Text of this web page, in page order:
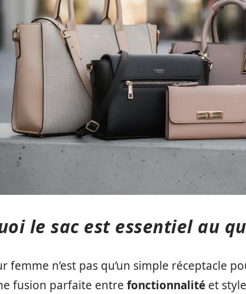
le sac est essentiel au
femme n’est pas qu’un simple réceptacle
fusion parfaite entre fonctionnalité et